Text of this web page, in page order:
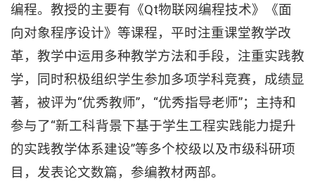
编程。教授的主要有《Qt物联网编程技术》《面
向对象程序设计》等课程，平时注重课堂教学改
革，教学中运用多种教学方法和手段，注重实践教
学，同时积极组织学生参加多项学科竞赛，成绩显
著，被评为“优秀教师”，“优秀指导老师”；主持和
参与了“新工科背景下基于学生工程实践能力提升
的实践教学体系建设”等多个校级以及市级科研项
目，发表论文数篇，参编教材两部。